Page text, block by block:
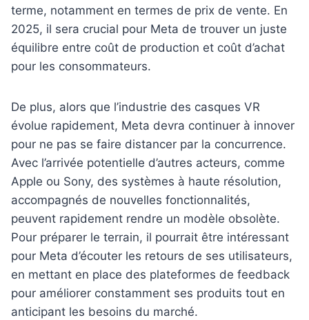
terme, notamment en termes de prix de vente. En
2025, il sera crucial pour Meta de trouver un juste
équilibre entre coût de production et coût d’achat
pour les consommateurs.
De plus, alors que l’industrie des casques VR
évolue rapidement, Meta devra continuer à innover
pour ne pas se faire distancer par la concurrence.
Avec l’arrivée potentielle d’autres acteurs, comme
Apple ou Sony, des systèmes à haute résolution,
accompagnés de nouvelles fonctionnalités,
peuvent rapidement rendre un modèle obsolète.
Pour préparer le terrain, il pourrait être intéressant
pour Meta d’écouter les retours de ses utilisateurs,
en mettant en place des plateformes de feedback
pour améliorer constamment ses produits tout en
anticipant les besoins du marché.